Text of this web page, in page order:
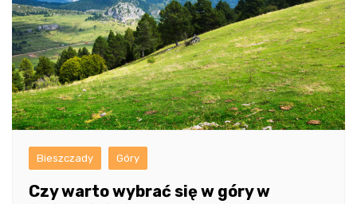
Bieszczady Góry
Czy warto wybrać się w góry w